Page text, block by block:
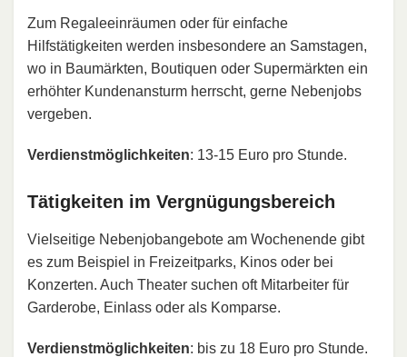
Zum Regaleeinräumen oder für einfache
Hilfstätigkeiten werden insbesondere an Samstagen,
wo in Baumärkten, Boutiquen oder Supermärkten ein
erhöhter Kundenansturm herrscht, gerne Nebenjobs
vergeben.
Verdienstmöglichkeiten: 13-15 Euro pro Stunde.
Tätigkeiten im Vergnügungsbereich
Vielseitige Nebenjobangebote am Wochenende gibt
es zum Beispiel in Freizeitparks, Kinos oder bei
Konzerten. Auch Theater suchen oft Mitarbeiter für
Garderobe, Einlass oder als Komparse.
Verdienstmöglichkeiten: bis zu 18 Euro pro Stunde.